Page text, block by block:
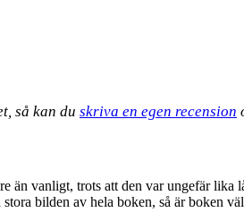
så kan du skriva en egen recension
än vanligt, trots att den var ungefär
bilden av hela boken, så är boken